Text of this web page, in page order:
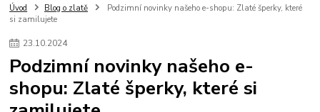
Úvod Blog o zlatě
Podzimní novinky našeho e-shopu: Zlaté šperky, které
si zamilujete
23.10.2024
Podzimní novinky našeho e-
shopu: Zlaté šperky, které si